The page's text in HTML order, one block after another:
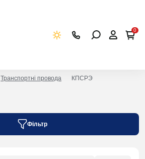
0
Транспортні провода КПСРЭ
Фільтр